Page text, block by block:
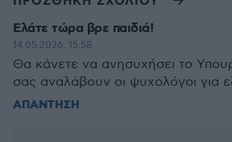
Ελάτε τώρα βρε παιδιά!
14.05.2026, 15:58
Θα κάνετε να ανησυχήσει το
σας αναλάβουν οι ψυχολόγοι για
ΑΠΑΝΤΗΣΗ